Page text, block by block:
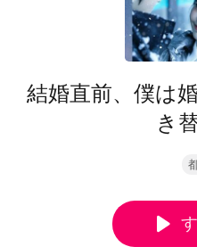
結婚直前、僕は
き